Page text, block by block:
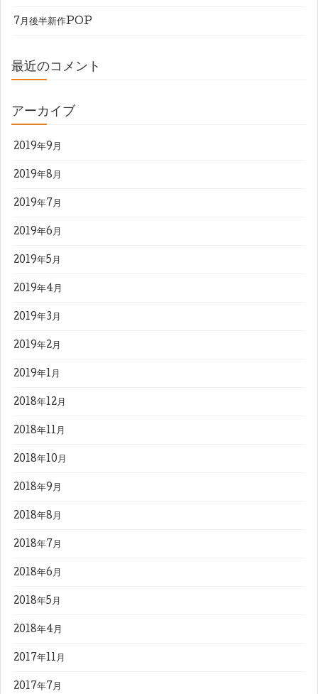
7月後半新作POP
最近のコメント
アーカイブ
2019年9月
2019年8月
2019年7月
2019年6月
2019年5月
2019年4月
2019年3月
2019年2月
2019年1月
2018年12月
2018年11月
2018年10月
2018年9月
2018年8月
2018年7月
2018年6月
2018年5月
2018年4月
2017年11月
2017年7月